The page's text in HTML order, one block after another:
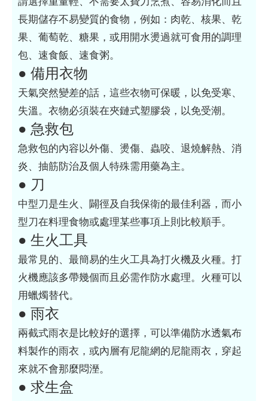
長期儲存不易變質的食物，例如：肉乾、核果、乾
果、葡萄乾、糖果，或用開水燙過就可食用的調理
包、速食飯、速食粥。
● 備用衣物
天氣突然變差的話，這些衣物可保暖，以免受寒、
失溫。衣物必須裝在夾鏈式塑膠袋，以免受潮。
● 急救包
急救包的內容以外傷、燙傷、蟲咬、退燒解熱、消
炎、抽筋防治及個人特殊需用藥為主。
● 刀
中型刀是生火、闢徑及自我保衛的最佳利器，而小
型刀在料理食物或處理某些事項上則比較順手。
● 生火工具
最常見的、最簡易的生火工具為打火機及火種。打
火機應該多帶幾個而且必需作防水處理。火種可以
用蠟燭替代。
● 雨衣
兩截式雨衣是比較好的選擇，可以準備防水透氣布
料製作的雨衣，或內層有尼龍網的尼龍雨衣，穿起
來就不會那麼悶溼。
● 求生盒